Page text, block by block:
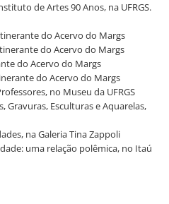
de Artes 90 Anos, na UFRGS.
do Acervo do Margs
do Acervo do Margs
do Acervo do Margs
do Acervo do Margs
no Museu da UFRGS
Gravuras, Esculturas e Aquarelas,
na Galeria Tina Zappoli
uma relação polêmica, no Itaú